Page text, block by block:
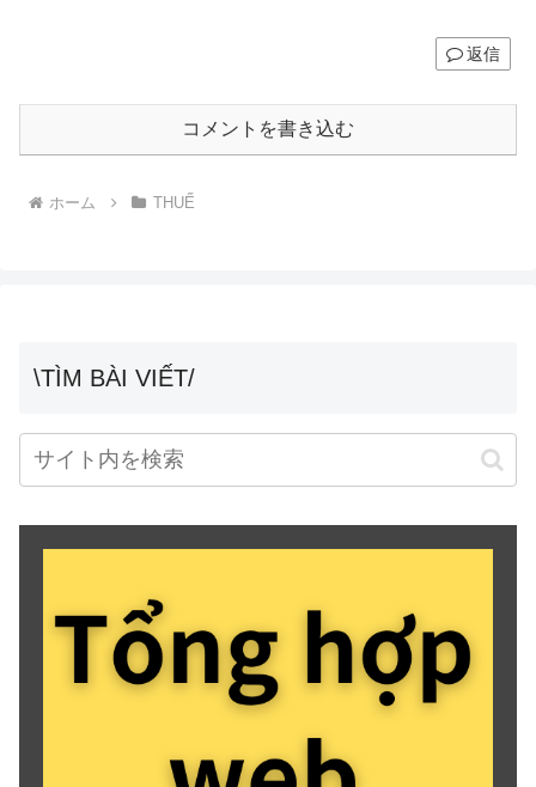
返信
コメントを書き込む
ホーム THUẾ
\TÌM BÀI VIẾT/